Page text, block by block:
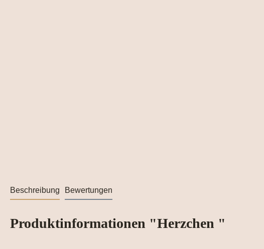
Beschreibung Bewertungen
Produktinformationen "Herzchen "